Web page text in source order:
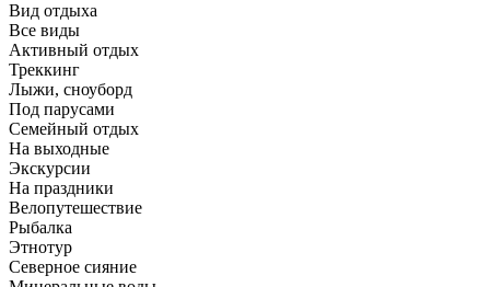
Вид отдыха
Все виды
Активный отдых
Треккинг
Лыжи, сноуборд
Под парусами
Семейный отдых
На выходные
Экскурсии
На праздники
Велопутешествие
Рыбалка
Этнотур
Северное сияние